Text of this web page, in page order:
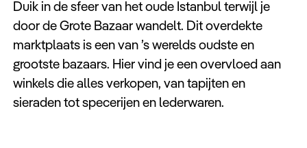
Duik in de sfeer van het oude Istanbul terwijl je
door de Grote Bazaar wandelt. Dit overdekte
marktplaats is een van ’s werelds oudste en
grootste bazaars. Hier vind je een overvloed aan
winkels die alles verkopen, van tapijten en
sieraden tot specerijen en lederwaren.